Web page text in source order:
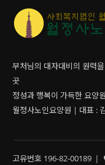
부처님의 대자대비의 원력
곳
정성과 행복이 가득한 요양
월정사노인요양원 | 대표 :
고유번호 196-82-00189 |